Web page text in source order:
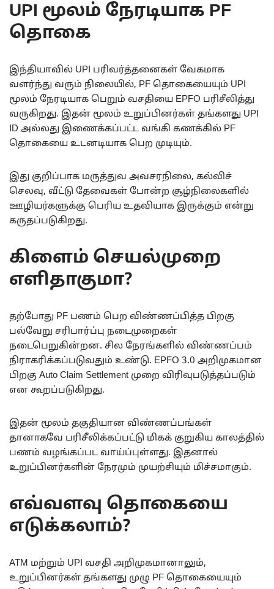
UPI மூலம் நேரடியாக PF
தொகை
இந்தியாவில் UPI பரிவர்த்தனைகள் வேகமாக
வளர்ந்து வரும் நிலையில், PF தொகையையும் UPI
மூலம் நேரடியாக பெறும் வசதியை EPFO பரிசீலித்து
வருகிறது. இதன் மூலம் உறுப்பினர்கள் தங்களது UPI
ID அல்லது இணைக்கப்பட்ட வங்கி கணக்கில் PF
தொகையை உடனடியாக பெற முடியும்.
இது குறிப்பாக மருத்துவ அவசரநிலை, கல்விச்
செலவு, வீட்டு தேவைகள் போன்ற சூழ்நிலைகளில்
ஊழியர்களுக்கு பெரிய உதவியாக இருக்கும் என்று
கருதப்படுகிறது.
கிளைம் செயல்முறை
எளிதாகுமா?
தற்போது PF பணம் பெற விண்ணப்பித்த பிறகு
பல்வேறு சரிபார்ப்பு நடைமுறைகள்
நடைபெறுகின்றன. சில நேரங்களில் விண்ணப்பம்
நிராகரிக்கப்படுவதும் உண்டு. EPFO 3.0 அறிமுகமான
பிறகு Auto Claim Settlement முறை விரிவுபடுத்தப்படும்
என கூறப்படுகிறது.
இதன் மூலம் தகுதியான விண்ணப்பங்கள்
தானாகவே பரிசீலிக்கப்பட்டு மிகக் குறுகிய காலத்தில்
பணம் வழங்கப்பட வாய்ப்புள்ளது. இதனால்
உறுப்பினர்களின் நேரமும் முயற்சியும் மிச்சமாகும்.
எவ்வளவு தொகையை
எடுக்கலாம்?
ATM மற்றும் UPI வசதி அறிமுகமானாலும்,
உறுப்பினர்கள் தங்களது முழு PF தொகையையும்